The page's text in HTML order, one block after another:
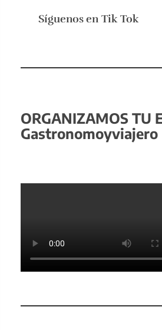
Síguenos en Tik Tok
ORGANIZAMOS TU
Gastronomoyviajero